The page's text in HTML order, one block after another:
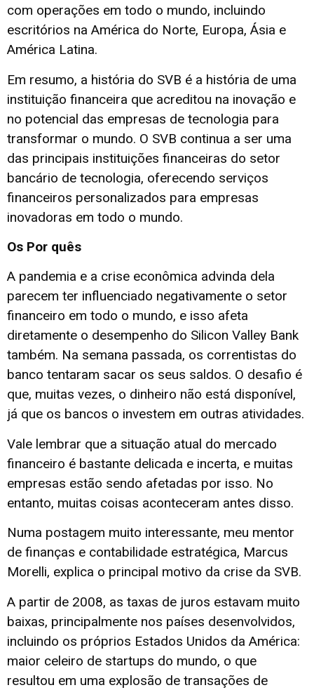
com operações em todo o mundo, incluindo
escritórios na América do Norte, Europa, Ásia e
América Latina.
Em resumo, a história do SVB é a história de uma
instituição financeira que acreditou na inovação e
no potencial das empresas de tecnologia para
transformar o mundo. O SVB continua a ser uma
das principais instituições financeiras do setor
bancário de tecnologia, oferecendo serviços
financeiros personalizados para empresas
inovadoras em todo o mundo.
Os Por quês
A pandemia e a crise econômica advinda dela
parecem ter influenciado negativamente o setor
financeiro em todo o mundo, e isso afeta
diretamente o desempenho do Silicon Valley Bank
também. Na semana passada, os correntistas do
banco tentaram sacar os seus saldos. O desafio é
que, muitas vezes, o dinheiro não está disponível,
já que os bancos o investem em outras atividades.
Vale lembrar que a situação atual do mercado
financeiro é bastante delicada e incerta, e muitas
empresas estão sendo afetadas por isso. No
entanto, muitas coisas aconteceram antes disso.
Numa postagem muito interessante, meu mentor
de finanças e contabilidade estratégica, Marcus
Morelli, explica o principal motivo da crise da SVB.
A partir de 2008, as taxas de juros estavam muito
baixas, principalmente nos países desenvolvidos,
incluindo os próprios Estados Unidos da América:
maior celeiro de startups do mundo, o que
resultou em uma explosão de transações de